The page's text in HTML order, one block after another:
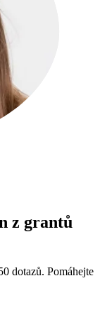
z grantů
dotazů. Pomáhejte